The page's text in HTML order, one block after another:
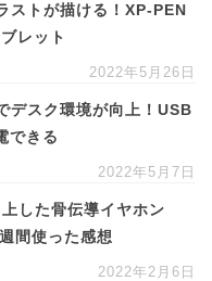
ストが描ける！XP-PEN
レット
2022年5月26日
デスク環境が向上！USB
できる
2022年5月7日
した骨伝導イヤホン
間使った感想
2022年2月6日